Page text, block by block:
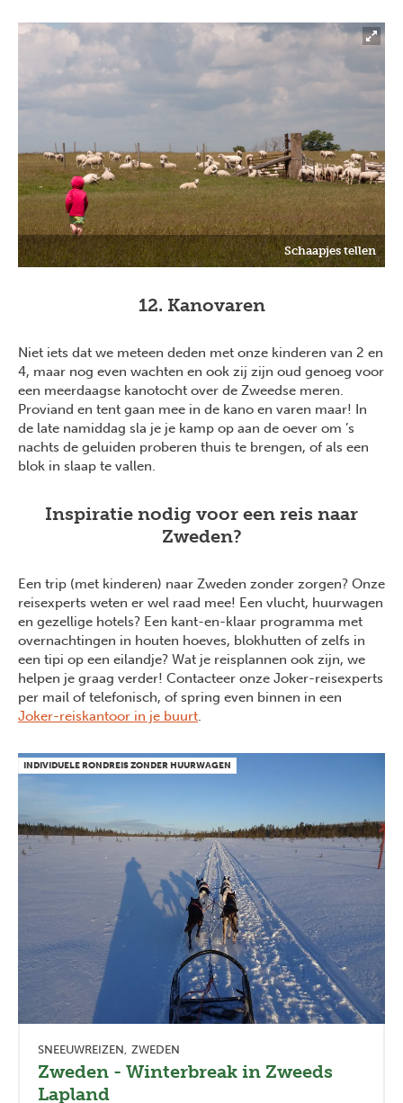
Schaapjes tellen
12. Kanovaren
Niet iets dat we meteen deden met onze kinderen van 2 en
4, maar nog even wachten en ook zij zijn oud genoeg voor
een meerdaagse kanotocht over de Zweedse meren.
Proviand en tent gaan mee in de kano en varen maar! In
de late namiddag sla je je kamp op aan de oever om ’s
nachts de geluiden proberen thuis te brengen, of als een
blok in slaap te vallen.
Inspiratie nodig voor een reis naar
Zweden?
Een trip (met kinderen) naar Zweden zonder zorgen? Onze
reisexperts weten er wel raad mee! Een vlucht, huurwagen
en gezellige hotels? Een kant-en-klaar programma met
overnachtingen in houten hoeves, blokhutten of zelfs in
een tipi op een eilandje? Wat je reisplannen ook zijn, we
helpen je graag verder! Contacteer onze Joker-reisexperts
per mail of telefonisch, of spring even binnen in een
Joker-reiskantoor in je buurt.
INDIVIDUELE RONDREIS ZONDER HUURWAGEN
SNEEUWREIZEN ZWEDEN
Zweden - Winterbreak in Zweeds
Lapland